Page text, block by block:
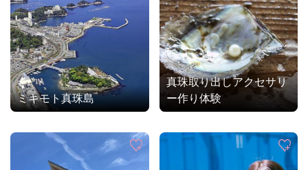
ミキモト真珠島
真珠取り出しアクセサリ
ー作り体験